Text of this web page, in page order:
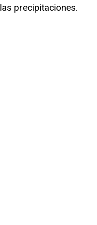
precipitaciones.